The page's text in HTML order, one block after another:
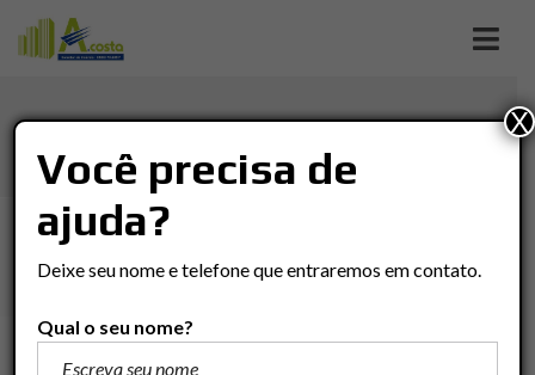
Imóveis Terreno
R$330.000
Você precisa de
ajuda?
Deixe seu nome e telefone que entraremos em contato.
Qual o seu nome?
X